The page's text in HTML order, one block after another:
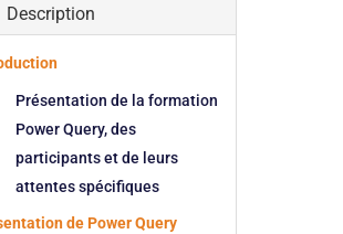
Description
Présentation de la formation
Power Query, des
participants et de leurs
attentes spécifiques
de Power Query